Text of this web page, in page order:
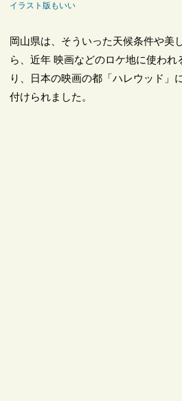
イラスト版もいい
岡山県は、そういった天候条件や美
ら、近年 映画などのロケ地に使われ
り、日本の映画の都「ハレウッド」
付けられました。